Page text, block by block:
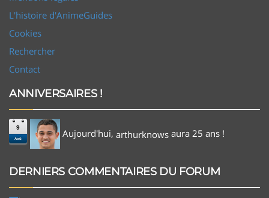
L'histoire d'AnimeGuides
Cookies
Rechercher
Contact
ANNIVERSAIRES !
9
Aoû Aujourd'hui, arthurknows aura 25 ans !
DERNIERS COMMENTAIRES DU FORUM